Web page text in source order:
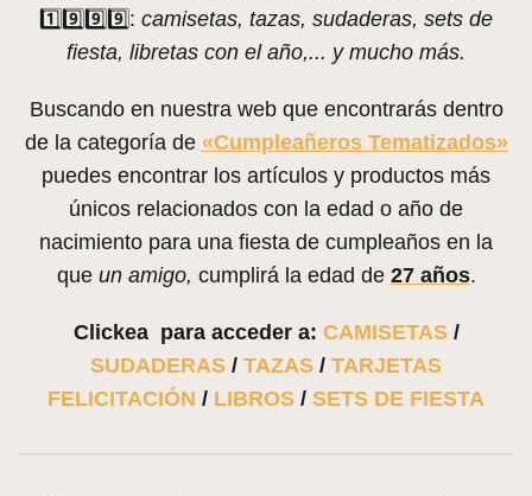
1️⃣9️⃣9️⃣9️⃣: camisetas, tazas, sudaderas, sets de
fiesta, libretas con el año,... y mucho más.
Buscando en nuestra web que encontrarás dentro
de la categoría de «Cumpleañeros Tematizados»
puedes encontrar los artículos y productos más
únicos relacionados con la edad o año de
nacimiento para una fiesta de cumpleaños en la
que un amigo, cumplirá la edad de 27 años.
Clickea para acceder a: CAMISETAS/
SUDADERAS / TAZAS / TARJETAS
FELICITACIÓN / LIBROS / SETS DE FIESTA